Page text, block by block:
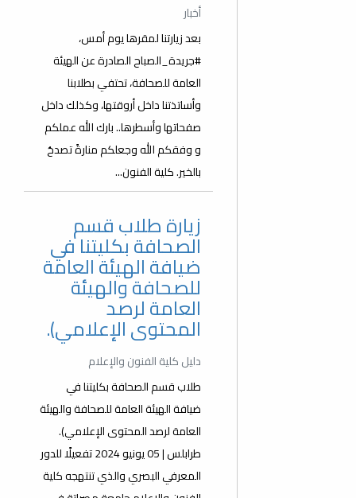
أخبار
بعد زيارتنا لمقرها يوم أمس،
#جريدة_الصباح الصادرة عن الهيئة
العامة للصحافة، تحتفي بطلابنا
وأساتذتنا داخل أروقتها، وكذلك داخل
صفحاتها وأسطرها.. بارك الله عملكم
و وفقكم الله وجعلكم منارةً تصدحُ
بالخير. كلية الفنون...
زيارة طلاب قسم
الصحافة بكليتنا في
ضيافة الهيئة العامة
للصحافة والهيئة
العامة لرصد
المحتوى الإعلامي).
دليل كلية الفنون والإعلام
طلاب قسم الصحافة بكليتنا في
ضيافة الهيئة العامة للصحافة والهيئة
العامة لرصد المحتوى الإعلامي).
طرابلس | 05 يونيو 2024 تفعيلًا للدور
المعرفي البصري والذي تنتهجه كلية